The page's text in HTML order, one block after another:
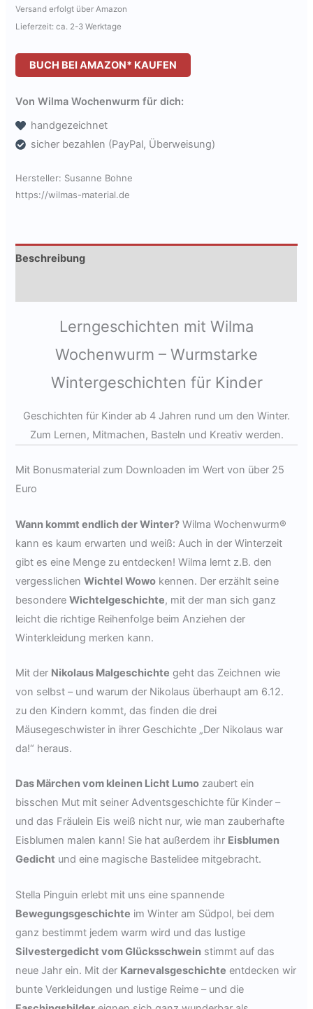
Versand erfolgt über Amazon
Lieferzeit: ca. 2-3 Werktage
BUCH BEI AMAZON* KAUFEN
Von Wilma Wochenwurm für dich:
handgezeichnet
sicher bezahlen (PayPal, Überweisung)
Hersteller: Susanne Bohne
https://wilmas-material.de
Beschreibung
Lerngeschichten mit Wilma
Wochenwurm – Wurmstarke
Wintergeschichten für Kinder
Geschichten für Kinder ab 4 Jahren rund um den Winter.
Zum Lernen, Mitmachen, Basteln und Kreativ werden.
Mit Bonusmaterial zum Downloaden im Wert von über 25
Euro
Wann kommt endlich der Winter? Wilma Wochenwurm®
kann es kaum erwarten und weiß: Auch in der Winterzeit
gibt es eine Menge zu entdecken! Wilma lernt z.B. den
vergesslichenWichtel Wowo kennen. Der erzählt seine
besondereWichtelgeschichte, mit der man sich ganz
leicht die richtige Reihenfolge beim Anziehen der
Winterkleidung merken kann.
Mit der Nikolaus Malgeschichte geht das Zeichnen wie
von selbst – und warum der Nikolaus überhaupt am 6.12.
zu den Kindern kommt, das finden die drei
Mäusegeschwister in ihrer Geschichte „Der Nikolaus war
da!“ heraus.
Das Märchen vom kleinen Licht Lumo zaubert ein
bisschen Mut mit seiner Adventsgeschichte für Kinder –
und das Fräulein Eis weiß nicht nur, wie man zauberhafte
Eisblumen malen kann! Sie hat außerdem ihr Eisblumen
Gedicht und eine magische Bastelidee mitgebracht.
Stella Pinguin erlebt mit uns eine spannende
Bewegungsgeschichte im Winter am Südpol, bei dem
ganz bestimmt jedem warm wird und das lustige
Silvestergedicht vom Glücksschwein stimmt auf das
neue Jahr ein. Mit der Karnevalsgeschichte entdecken wir
bunte Verkleidungen und lustige Reime – und die